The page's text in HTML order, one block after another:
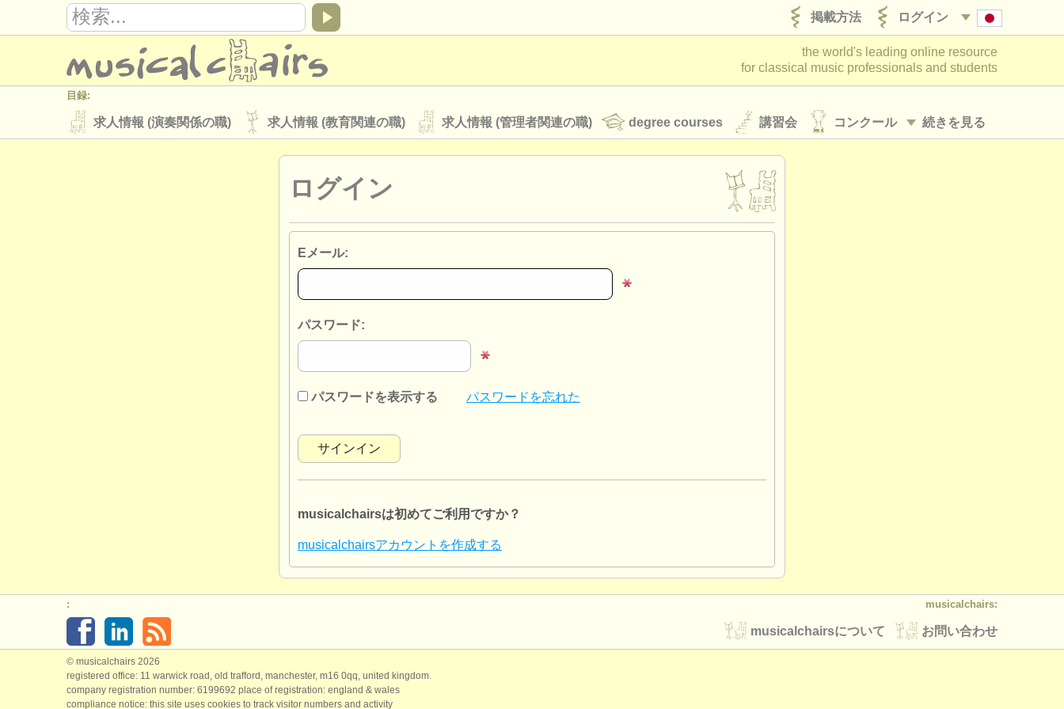
ログイン
掲載方法
the world's leading online resource
for classical music professionals and students
目録:
続きを見る
求人情報 (演奏関係の職) 求人情報 (教育関連の職) 求人情報 (管理者関連の職) degree courses 講習会 コンクール
お問い合わせ rss feeds クラシック音楽ニュース
ATS ATS
ログイン
Eメール:
パスワード:
パスワードを表示する パスワードを忘れた
musicalchairsは初めてご利用ですか？
musicalchairsアカウントを作成する
musicalchairs:
お問い合わせ
musicalchairsについて
:
© musicalchairs 2026
registered office: 11 warwick road, old trafford, manchester, m16 0qq, united kingdom.
company registration number: ​6199692 place of registration: england & wales
compliance notice: ​this site uses cookies to track visitor numbers and activity